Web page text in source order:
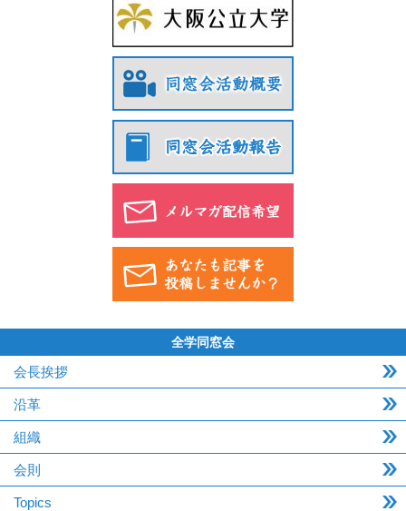
全学同窓会
会長挨拶
沿革
組織
会則
Topics